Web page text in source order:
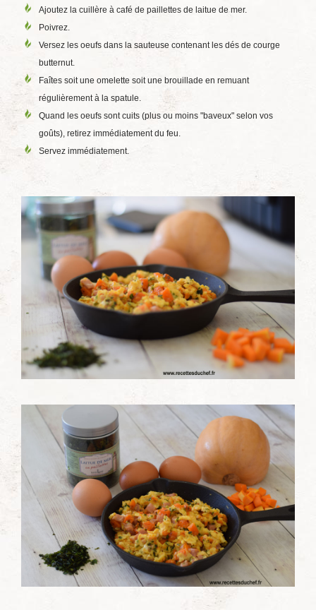
Ajoutez la cuillère à café de paillettes de laitue de mer.
Poivrez.
Versez les oeufs dans la sauteuse contenant les dés de courge
butternut.
Faîtes soit une omelette soit une brouillade en remuant
régulièrement à la spatule.
Quand les oeufs sont cuits (plus ou moins "baveux" selon vos
goûts), retirez immédiatement du feu.
Servez immédiatement.